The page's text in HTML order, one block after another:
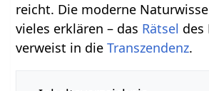
reicht. Die moderne
vieles erklären – das Rätsel des
verweist in dieTranszendenz.